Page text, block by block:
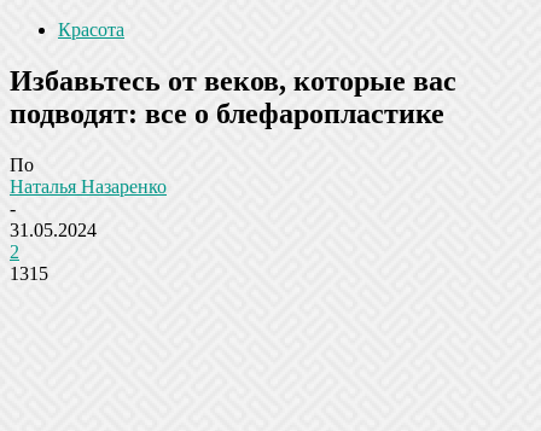
Красота
Избавьтесь от веков, которые вас
подводят: все о блефаропластике
По
Наталья Назаренко
-
31.05.2024
2
1315